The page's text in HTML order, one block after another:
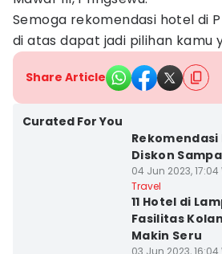
Semoga rekomendasi hotel di
di atas dapat jadi pilihan kamu
Share Article
Curated For You
Diskon
04 Jun 2023, 17:04
Travel
11 Hotel di
Fasilitas
Makin Seru
03 Jun 2023, 16:04